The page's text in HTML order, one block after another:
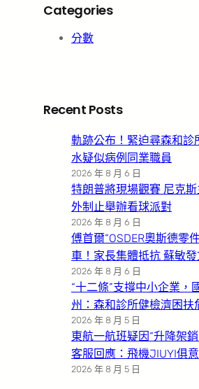
Categories
分數
Recent Posts
軌跡公布！緊迫尋森和診
水疑似病例同業職員
2026 年 8 月 6 日
特朗普將現場觀賽 尼克
外制止舉辦看球派對
2026 年 8 月 6 日
傅首爾“OSDER奧斯德零
車！家長集體抵抗 蘇敏
2026 年 8 月 6 日
“十二條”支撐中小企業，
州：森和診所健檢濟困扶
2026 年 8 月 5 日
東航一航班疑因“升降架
客服回應：飛機JIUYI俱
2026 年 8 月 5 日